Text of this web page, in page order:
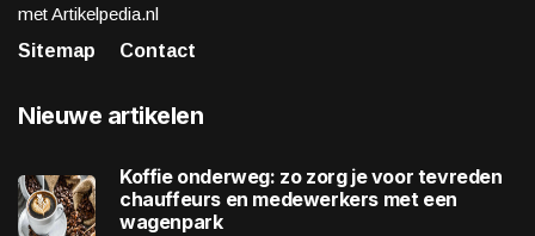
met Artikelpedia.nl
Sitemap
Contact
Nieuwe artikelen
Koffie onderweg: zo zorg je voor tevreden
chauffeurs en medewerkers met een
wagenpark